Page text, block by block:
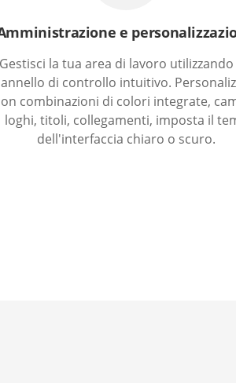
e
Gestisci la tua area di lavoro
di controllo intuitivo.
combinazioni di colori integrate,
loghi, titoli, collegamenti, imposta il
dell'interfaccia chiaro o scuro.